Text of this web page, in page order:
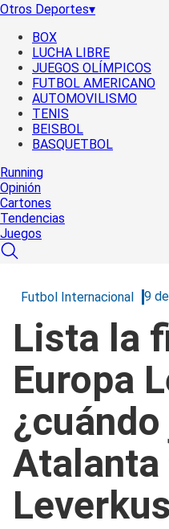
Otros Deportes▾
BOX
LUCHA LIBRE
JUEGOS OLÍMPICOS
FUTBOL AMERICANO
AUTOMOVILISMO
TENIS
BEISBOL
BASQUETBOL
Running
Opinión
Cartones
Tendencias
Juegos
Futbol Internacional 9
Lista la
Europa
Atalanta